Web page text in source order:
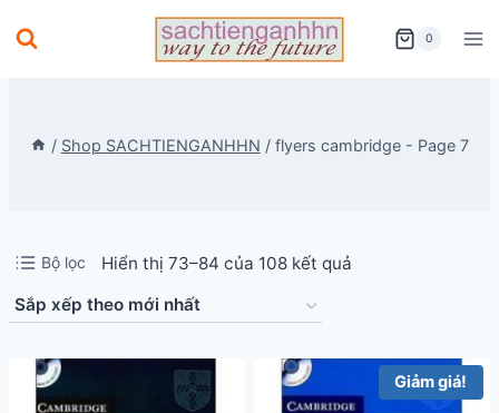
to
0
/ Shop SACHTIENGANHHN / flyers cambridge- Page 7
Bộ lọc Hiển thị 73–84 của 108 kết quảĐã
theo
mới
Giảm giá!